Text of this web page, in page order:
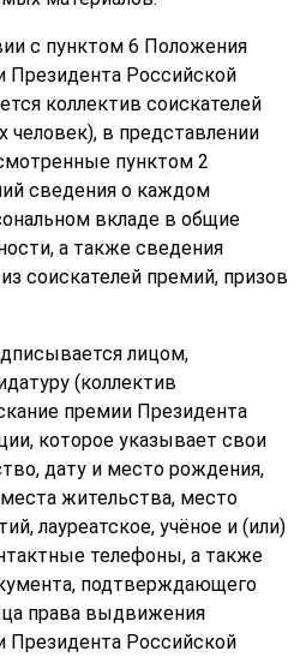
с пунктом 6 Положения
Президента Российской
коллектив соискателей
человек), в представлении
пунктом 2
сведения о каждом
вкладе в общие
а также сведения
соискателей премий, призов
лицом,
(коллектив
премии Президента
которое указывает свои
дату и место рождения,
жительства, место
лауреатское, учёное и (или)
телефоны, а также
подтверждающего
права выдвижения
Президента Российской